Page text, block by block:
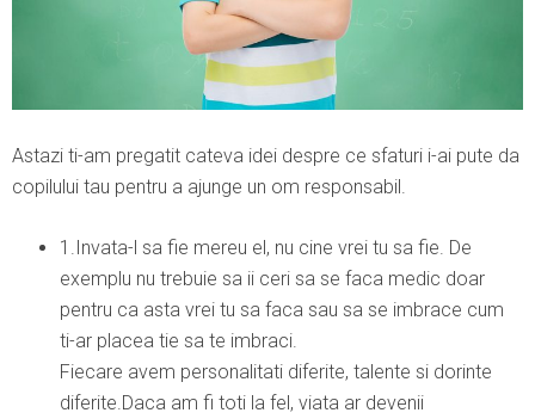
Astazi ti-am pregatit cateva idei despre ce sfaturi i-ai pute da
copilului tau pentru a ajunge un om responsabil.
1.Invata-l sa fie mereu el, nu cine vrei tu sa fie. De
exemplu nu trebuie sa ii ceri sa se faca medic doar
pentru ca asta vrei tu sa faca sau sa se imbrace cum
ti-ar placea tie sa te imbraci.
Fiecare avem personalitati diferite, talente si dorinte
diferite.Daca am fi toti la fel, viata ar devenii